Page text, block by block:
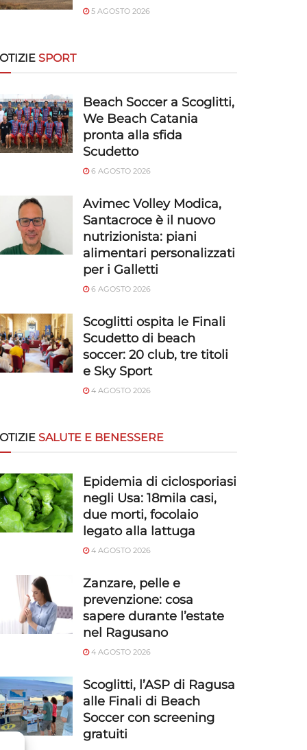
5 AGOSTO 2026
SPORT
Beach Soccer a Scoglitti,
We Beach Catania
pronta alla sfida
Scudetto
6 AGOSTO 2026
Avimec Volley Modica,
Santacroce è il nuovo
nutrizionista: piani
alimentari personalizzati
per i Galletti
6 AGOSTO 2026
Scoglitti ospita le Finali
Scudetto di beach
soccer: 20 club, tre titoli
e Sky Sport
4 AGOSTO 2026
SALUTE E BENESSERE
Epidemia di ciclosporiasi
negli Usa: 18mila casi,
due morti, focolaio
legato alla lattuga
4 AGOSTO 2026
Zanzare, pelle e
prevenzione: cosa
sapere durante l’estate
nel Ragusano
4 AGOSTO 2026
Scoglitti, l’ASP di Ragusa
alle Finali di Beach
Soccer con screening
gratuiti